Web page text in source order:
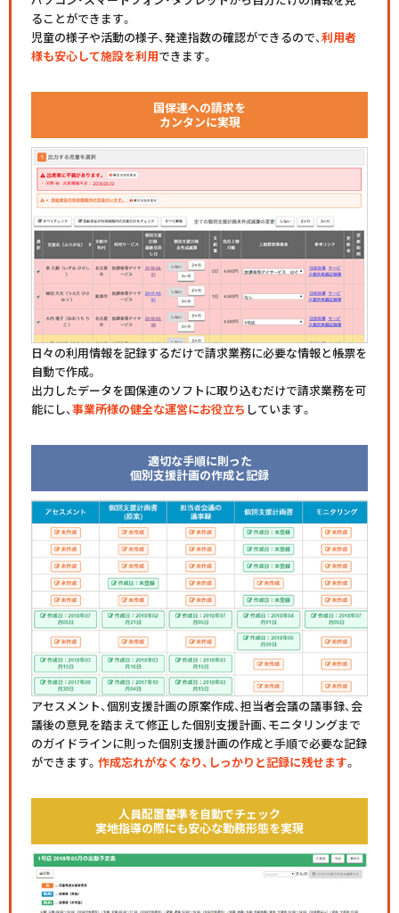
ることができます。
児童の様子や活動の様子、発達指数の確認ができるので、利用者
様も安心して施設を利用できます。
国保連への請求を
カンタンに実現
日々の利用情報を記録するだけで請求業務に必要な情報と帳票を
自動で作成。
出力したデータを国保連のソフトに取り込むだけで請求業務を可
能にし、事業所様の健全な運営にお役立ち しています。
適切な手順に則った
個別支援計画の作成と記録
アセスメント、個別支援計画の原案作成、担当者会議の議事録、会
議後の意見を踏まえて修正した個別支援計画、モニタリングまで
のガイドラインに則った個別支援計画の作成と手順で必要な記録
ができます。作成忘れがなくなり、しっかりと記録に残せます。
人員配置基準を自動でチェック
実地指導の際にも安心な勤務形態を実現